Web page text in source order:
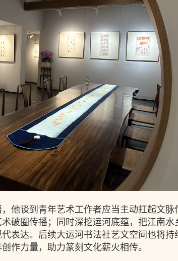
他谈到青年艺术工作者应当主动扛起文脉
破圈传播；同时深挖运河底蕴，把江南水
表达。后续大运河书法社艺文空间也将持
作力量，助力篆刻文化薪火相传。